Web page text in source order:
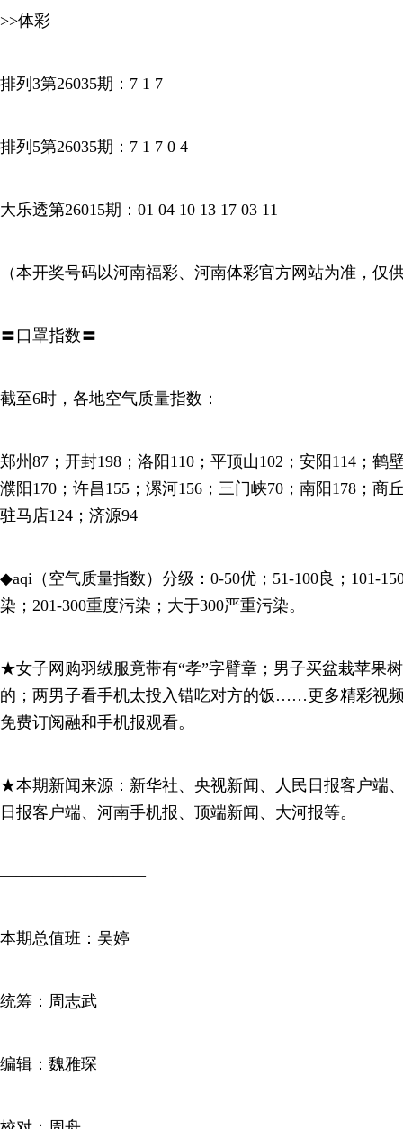
>>体彩
排列3第26035期：7 1 7
排列5第26035期：7 1 7 0 4
大乐透第26015期：01 04 10 13 17 03 11
（本开奖号码以河南福彩、河南体彩官方网站为准，仅
〓口罩指数〓
截至6时，各地空气质量指数：
郑州87；开封198；洛阳110；平顶山102；安阳114；鹤
濮阳170；许昌155；漯河156；三门峡70；南阳178；商
驻马店124；济源94
◆aqi（空气质量指数）分级：0-50优；51-100良；101-
染；201-300重度污染；大于300严重污染。
★女子网购羽绒服竟带有“孝”字臂章；男子买盆栽苹果
的；两男子看手机太投入错吃对方的饭……更多精彩视频
免费订阅融和手机报观看。
★本期新闻来源：新华社、央视新闻、人民日报客户端
日报客户端、河南手机报、顶端新闻、大河报等。
—————————
本期总值班：吴婷
统筹：周志武
编辑：魏雅琛